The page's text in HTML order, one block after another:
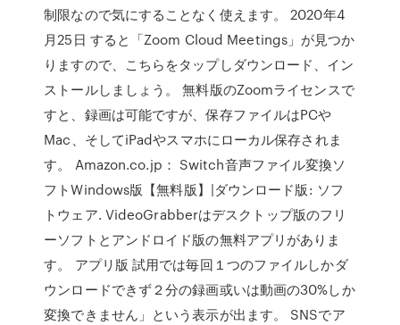
制限なので気にすることなく使えます。 2020年4
月25日 すると「Zoom Cloud Meetings」が見つか
りますので、こちらをタップしダウンロード、イン
ストールしましょう。 無料版のZoomライセンスで
すと、録画は可能ですが、保存ファイルはPCや
Mac、そしてiPadやスマホにローカル保存されま
す。 Amazon.co.jp： Switch音声ファイル変換ソ
フトWindows版【無料版】|ダウンロード版: ソフ
トウェア. VideoGrabberはデスクトップ版のフリ
ーソフトとアンドロイド版の無料アプリがありま
す。 アプリ版 試用では毎回１つのファイルしかダ
ウンロードできず２分の録画或いは動画の30%しか
変換できません」という表示が出ます。 SNSでア